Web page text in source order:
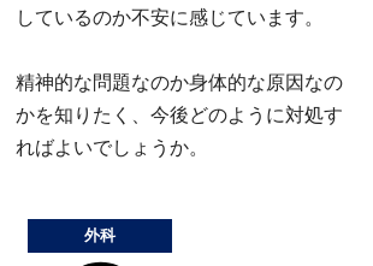
しているのか不安に感じています。
精神的な問題なのか身体的な原因なの
かを知りたく、今後どのように対処す
ればよいでしょうか。
外科